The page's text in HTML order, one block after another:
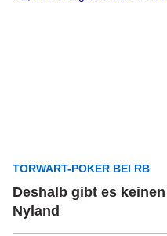
TORWART-POKER BEI RB
Deshalb gibt es
Nyland